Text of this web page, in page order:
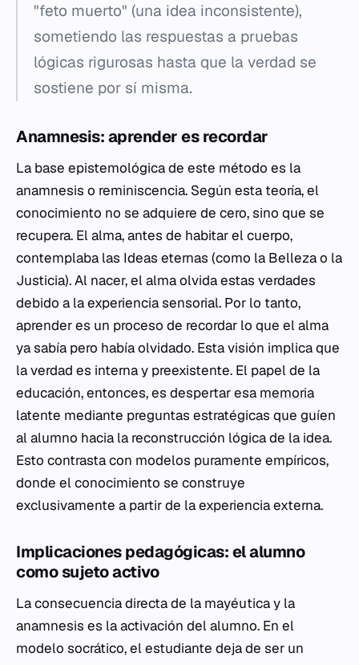
"feto muerto" (una idea inconsistente),
sometiendo las respuestas a pruebas
lógicas rigurosas hasta que la verdad se
sostiene por sí misma.
Anamnesis: aprender es recordar
La base epistemológica de este método es la
anamnesis o reminiscencia. Según esta teoría, el
conocimiento no se adquiere de cero, sino que se
recupera. El alma, antes de habitar el cuerpo,
contemplaba las Ideas eternas (como la Belleza o la
Justicia). Al nacer, el alma olvida estas verdades
debido a la experiencia sensorial. Por lo tanto,
aprender es un proceso de recordar lo que el alma
ya sabía pero había olvidado. Esta visión implica que
la verdad es interna y preexistente. El papel de la
educación, entonces, es despertar esa memoria
latente mediante preguntas estratégicas que guíen
al alumno hacia la reconstrucción lógica de la idea.
Esto contrasta con modelos puramente empíricos,
donde el conocimiento se construye
exclusivamente a partir de la experiencia externa.
Implicaciones pedagógicas: el alumno
como sujeto activo
La consecuencia directa de la mayéutica y la
anamnesis es la activación del alumno. En el
modelo socrático, el estudiante deja de ser un